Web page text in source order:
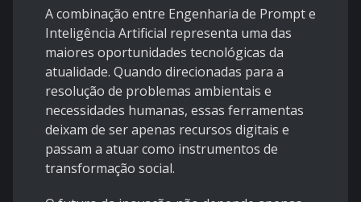
A combinação entre Engenharia de Prompt e
Inteligência Artificial representa uma das
maiores oportunidades tecnológicas da
atualidade. Quando direcionadas para a
resolução de problemas ambientais e
necessidades humanas, essas ferramentas
deixam de ser apenas recursos digitais e
passam a atuar como instrumentos de
transformação social.